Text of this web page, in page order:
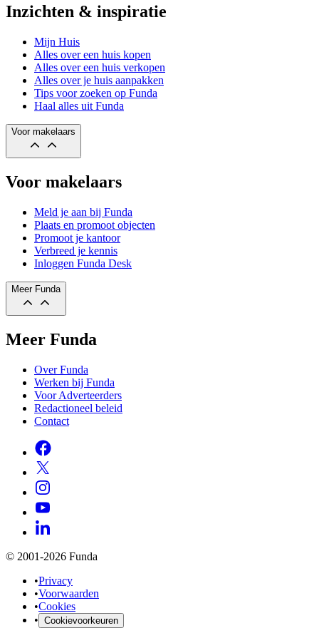
Inzichten & inspiratie
Mijn Huis
Alles over een huis kopen
Alles over een huis verkopen
Alles over je huis aanpakken
Tips voor zoeken op Funda
Haal alles uit Funda
Voor makelaars
Voor makelaars
Meld je aan bij Funda
Plaats en promoot objecten
Promoot je kantoor
Verbreed je kennis
Inloggen Funda Desk
Meer Funda
Meer Funda
Over Funda
Werken bij Funda
Voor Adverteerders
Redactioneel beleid
Contact
© 2001-2026 Funda
•Privacy
•Voorwaarden
•Cookies
• Cookievoorkeuren